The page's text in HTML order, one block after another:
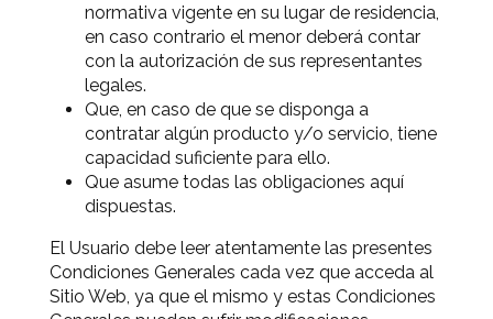
normativa vigente en su lugar de residencia,
en caso contrario el menor deberá contar
con la autorización de sus representantes
legales.
Que, en caso de que se disponga a
contratar algún producto y/o servicio, tiene
capacidad suficiente para ello.
Que asume todas las obligaciones aquí
dispuestas.
El Usuario debe leer atentamente las presentes
Condiciones Generales cada vez que acceda al
Sitio Web, ya que el mismo y estas Condiciones